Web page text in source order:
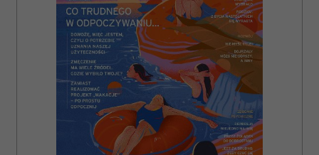
korzystasz z naszej witryny, udostępniamy partnerom
społecznościowym, reklamowym i analitycznym.
Partnerzy mogą połączyć te informacje z innymi danymi
otrzymanymi od Ciebie lub uzyskanymi podczas
korzystania z ich usług.